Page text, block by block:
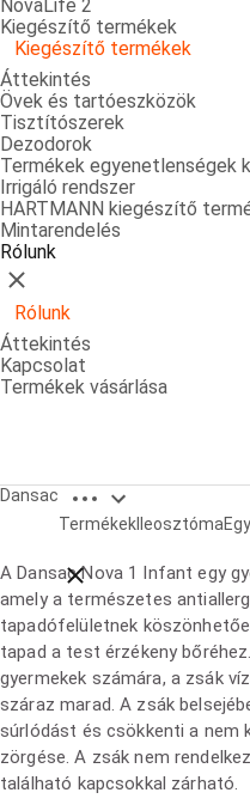
NovaLife 2
Kiegészítő termékek
Kiegészítő termékek
Áttekintés
Övek és tartóeszközök
Tisztítószerek
Dezodorok
Termékek egyenetlenségek
Irrigáló rendszer
HARTMANN kiegészítő
Mintarendelés
Rólunk
Bezárás
Rólunk
Áttekintés
Kapcsolat
Termékek vásárlása
Dansac Open breadcrumbs
Close breadcrumbs
Termékek Ileosztóma
A Dansac Nova 1 Infant egy
amely a természetes
tapadófelületnek
tapad a test érzékeny
gyermekek számára, a zsák
száraz marad. A zsák
súrlódást és csökkenti a nem
zörgése. A zsák nem
található kapcsokkal zárható.